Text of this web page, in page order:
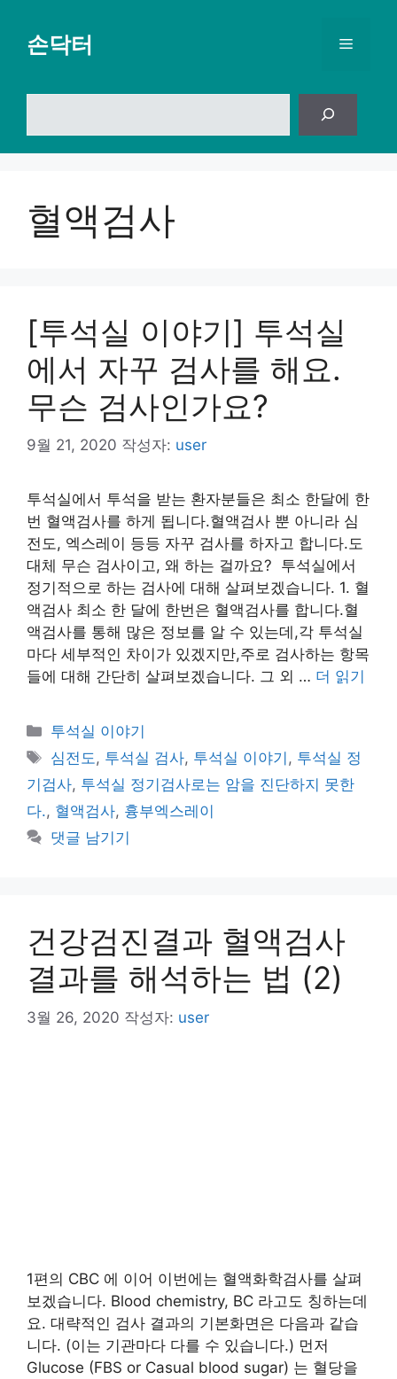
손닥터 메
뉴
혈액검사
[투석실 이야기] 투석실
에서 자꾸 검사를 해요.
무슨 검사인가요?
9월 21, 2020 작성자: user
투석실에서 투석을 받는 환자분들은 최소 한달에 한
번 혈액검사를 하게 됩니다.혈액검사 뿐 아니라 심
전도, 엑스레이 등등 자꾸 검사를 하자고 합니다.도
대체 무슨 검사이고, 왜 하는 걸까요? 투석실에서
정기적으로 하는 검사에 대해 살펴보겠습니다. 1. 혈
액검사 최소 한 달에 한번은 혈액검사를 합니다.혈
액검사를 통해 많은 정보를 알 수 있는데,각 투석실
마다 세부적인 차이가 있겠지만,주로 검사하는 항목
들에 대해 간단히 살펴보겠습니다. 그 외 … 더 읽기
카
테
리
투석실 이야기
태
그
심전도, 투석실 검사, 투석실 이야기 , 투석실 정
기검사, 투석실 정기검사로는 암을 진단하지 못한
다., 혈액검사, 흉부엑스레이
댓글 남기기
건강검진결과 혈액검사
결과를 해석하는 법 (2)
3월 26, 2020 작성자: user
1편의 CBC 에 이어 이번에는 혈액화학검사를 살펴
보겠습니다. Blood chemistry, BC 라고도 칭하는데
요. 대략적인 검사 결과의 기본화면은 다음과 같습
니다. (이는 기관마다 다를 수 있습니다.) 먼저
Glucose (FBS or Casual blood sugar) 는 혈당을